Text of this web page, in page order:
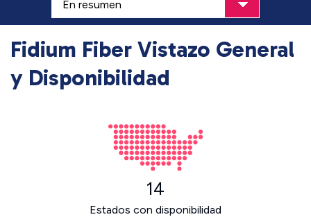
Fidium Fiber Vistazo General
y Disponibilidad
14
Estados con disponibilidad